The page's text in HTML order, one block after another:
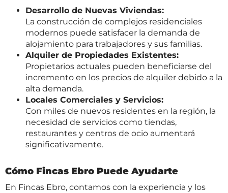
Desarrollo de Nuevas Viviendas:
La construcción de complejos residenciales
modernos puede satisfacer la demanda de
alojamiento para trabajadores y sus familias.
Alquiler de Propiedades Existentes:
Propietarios actuales pueden beneficiarse del
incremento en los precios de alquiler debido a la
alta demanda.
Locales Comerciales y Servicios:
Con miles de nuevos residentes en la región, la
necesidad de servicios como tiendas,
restaurantes y centros de ocio aumentará
significativamente.
Cómo Fincas Ebro Puede Ayudarte
En Fincas Ebro, contamos con la experiencia y los